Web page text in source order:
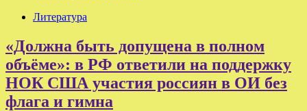
Литература
«Должна быть допущена в полном
объёме»: в РФ ответили на поддержку
НОК США участия россиян в ОИ без
флага и гимна